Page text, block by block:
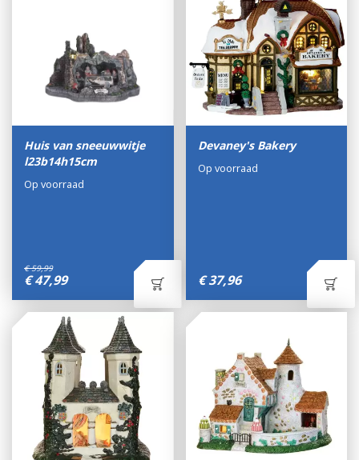
Huis van sneeuwwitje
l23b14h15cm
€ 59,99
€ 47,99
Op voorraad
Devaney's Bakery
€ 37,96
Op voorraad